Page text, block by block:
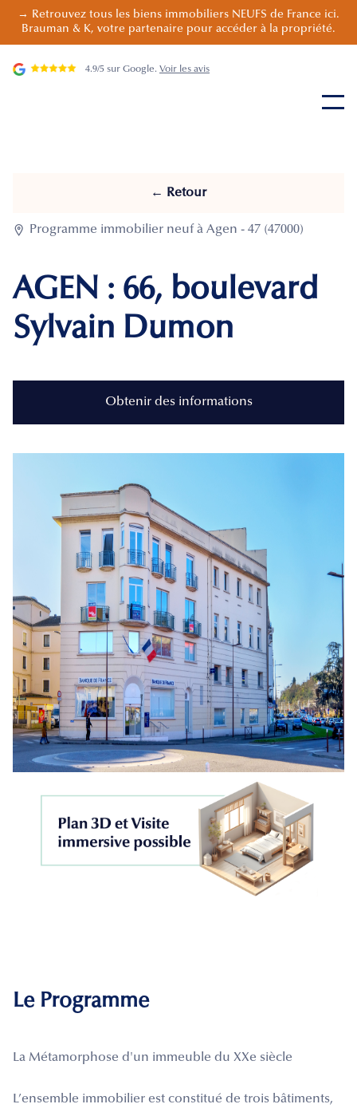
→ Retrouvez tous les biens immobiliers NEUFS de France ici.
Brauman & K, votre partenaire pour accéder à la propriété.
4.9/5 sur Google. Voir les avis
← Retour
 Programme immobilier neuf à Agen - 47 (47000)
AGEN : 66, boulevard
Sylvain Dumon
Obtenir des informations
Le Programme
La Métamorphose d'un immeuble du XXe siècle
L’ensemble immobilier est constitué de trois bâtiments,